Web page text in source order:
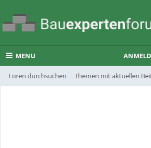
MENU
Foren durchsuchen Themen mit aktuellen